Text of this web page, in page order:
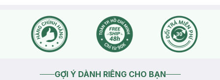
GỢI Ý DÀNH RIÊNG CHO BẠN